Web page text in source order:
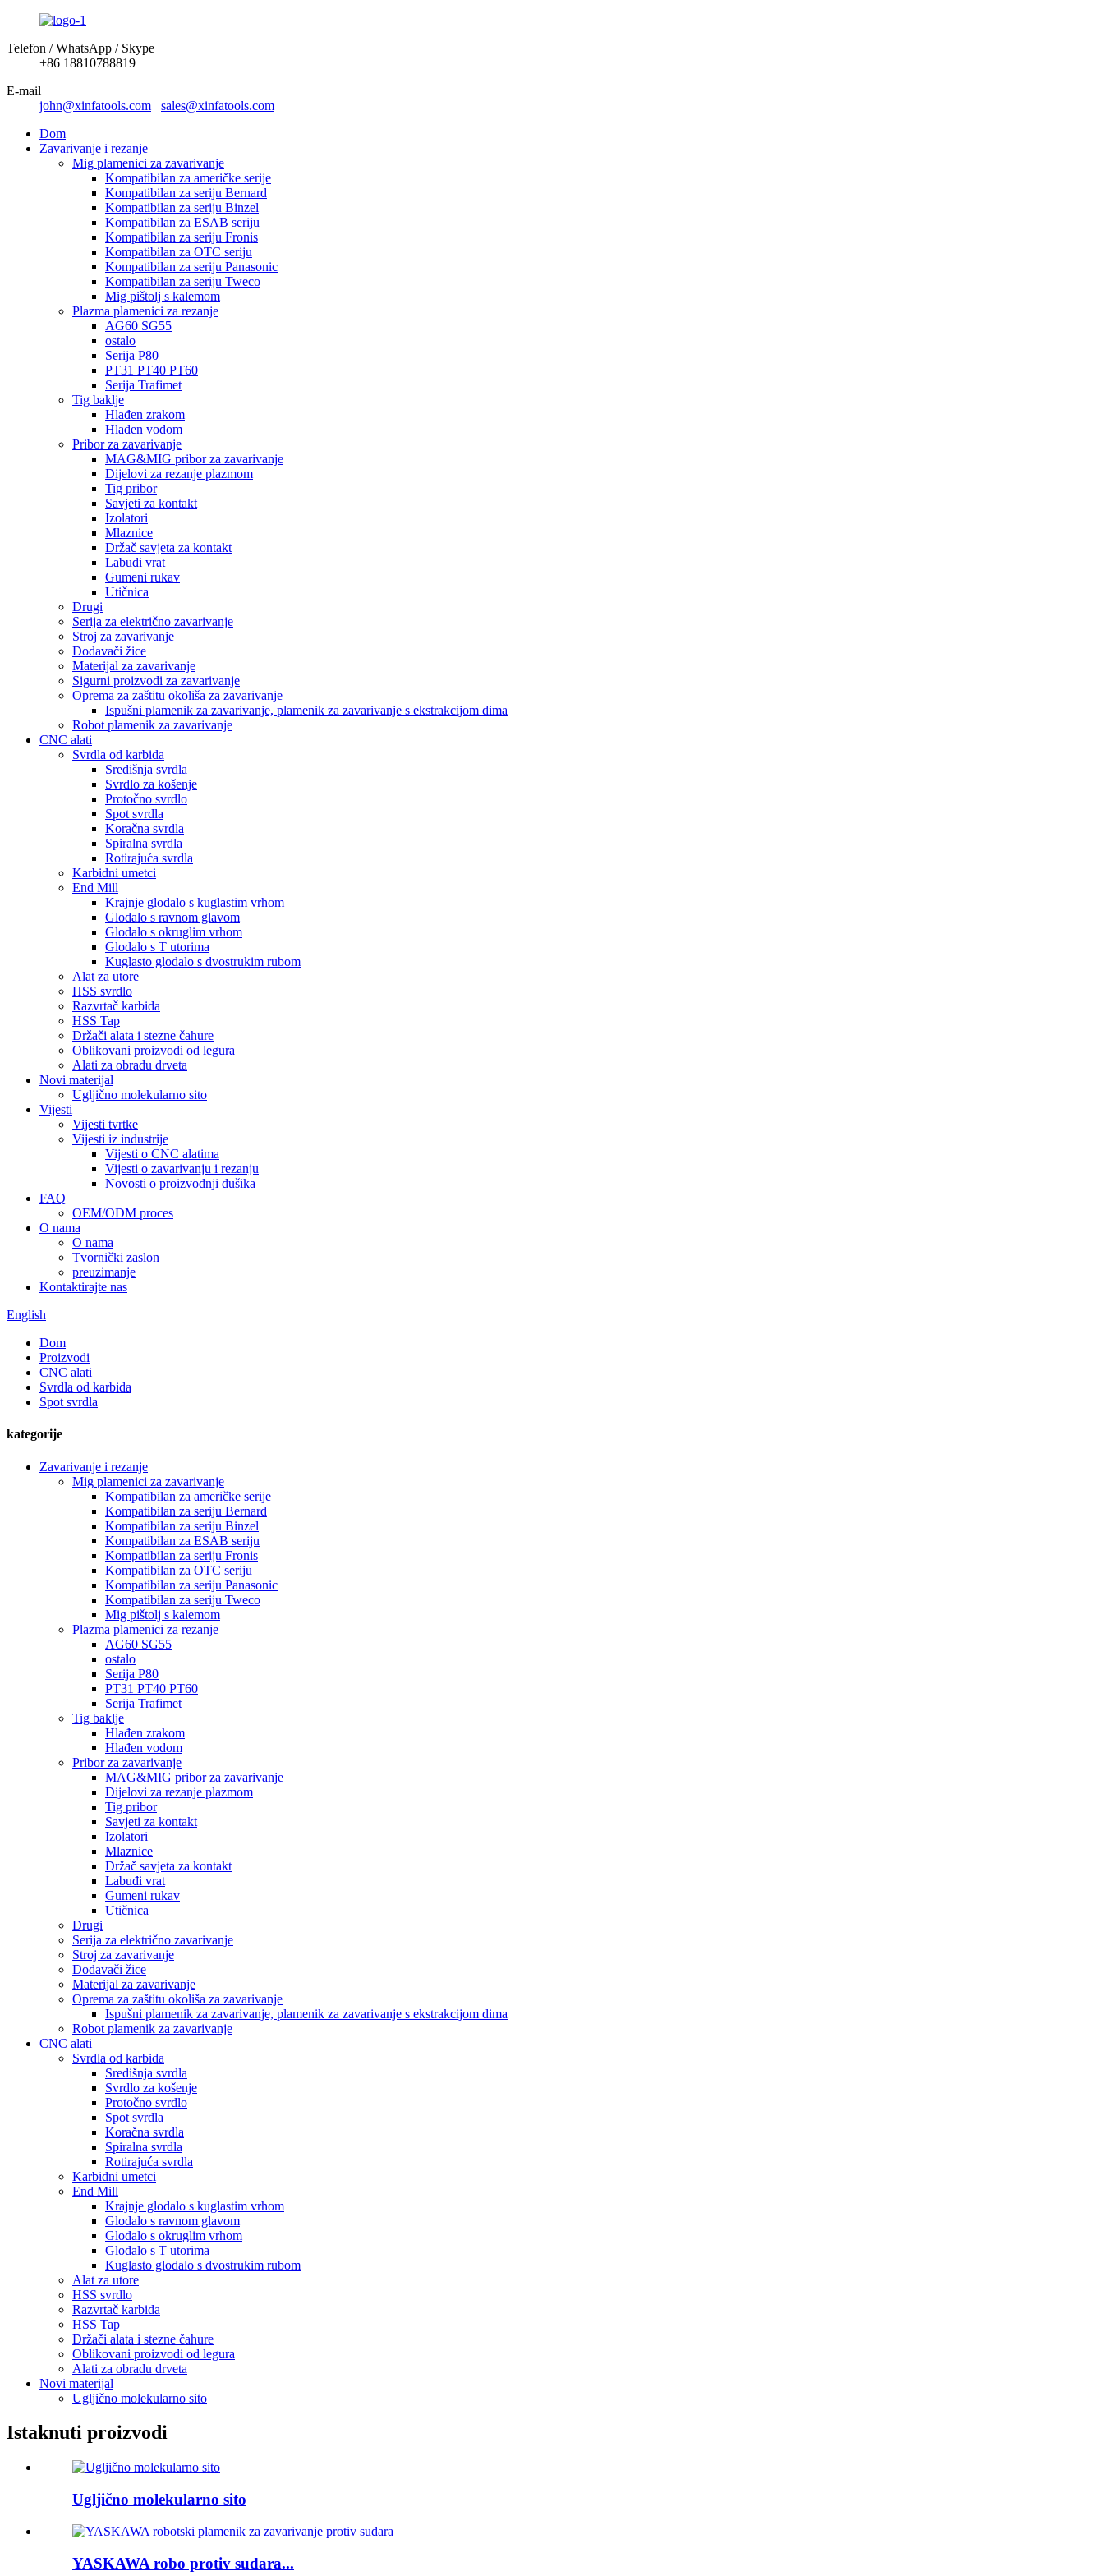
Telefon / WhatsApp / Skype
+86 18810788819
E-mail
john@xinfatools.com
sales@xinfatools.com
Dom
Zavarivanje i rezanje
Mig plamenici za zavarivanje
Kompatibilan za američke serije
Kompatibilan za seriju Bernard
Kompatibilan za seriju Binzel
Kompatibilan za ESAB seriju
Kompatibilan za seriju Fronis
Kompatibilan za OTC seriju
Kompatibilan za seriju Panasonic
Kompatibilan za seriju Tweco
Mig pištolj s kalemom
Plazma plamenici za rezanje
AG60 SG55
ostalo
Serija P80
PT31 PT40 PT60
Serija Trafimet
Tig baklje
Hlađen zrakom
Hlađen vodom
Pribor za zavarivanje
MAG&MIG pribor za zavarivanje
Dijelovi za rezanje plazmom
Tig pribor
Savjeti za kontakt
Izolatori
Mlaznice
Držač savjeta za kontakt
Labuđi vrat
Gumeni rukav
Utičnica
Drugi
Serija za električno zavarivanje
Stroj za zavarivanje
Dodavači žice
Materijal za zavarivanje
Sigurni proizvodi za zavarivanje
Oprema za zaštitu okoliša za zavarivanje
Ispušni plamenik za zavarivanje, plamenik za zavarivanje s ekstrakcijom dima
Robot plamenik za zavarivanje
CNC alati
Svrdla od karbida
Središnja svrdla
Svrdlo za košenje
Protočno svrdlo
Spot svrdla
Koračna svrdla
Spiralna svrdla
Rotirajuća svrdla
Karbidni umetci
End Mill
Krajnje glodalo s kuglastim vrhom
Glodalo s ravnom glavom
Glodalo s okruglim vrhom
Glodalo s T utorima
Kuglasto glodalo s dvostrukim rubom
Alat za utore
HSS svrdlo
Razvrtač karbida
HSS Tap
Držači alata i stezne čahure
Oblikovani proizvodi od legura
Alati za obradu drveta
Novi materijal
Ugljično molekularno sito
Vijesti
Vijesti tvrtke
Vijesti iz industrije
Vijesti o CNC alatima
Vijesti o zavarivanju i rezanju
Novosti o proizvodnji dušika
FAQ
OEM/ODM proces
O nama
O nama
Tvornički zaslon
preuzimanje
Kontaktirajte nas
English
Dom
Proizvodi
CNC alati
Svrdla od karbida
Spot svrdla
kategorije
Zavarivanje i rezanje
Mig plamenici za zavarivanje
Kompatibilan za američke serije
Kompatibilan za seriju Bernard
Kompatibilan za seriju Binzel
Kompatibilan za ESAB seriju
Kompatibilan za seriju Fronis
Kompatibilan za OTC seriju
Kompatibilan za seriju Panasonic
Kompatibilan za seriju Tweco
Mig pištolj s kalemom
Plazma plamenici za rezanje
AG60 SG55
ostalo
Serija P80
PT31 PT40 PT60
Serija Trafimet
Tig baklje
Hlađen zrakom
Hlađen vodom
Pribor za zavarivanje
MAG&MIG pribor za zavarivanje
Dijelovi za rezanje plazmom
Tig pribor
Savjeti za kontakt
Izolatori
Mlaznice
Držač savjeta za kontakt
Labuđi vrat
Gumeni rukav
Utičnica
Drugi
Serija za električno zavarivanje
Stroj za zavarivanje
Dodavači žice
Materijal za zavarivanje
Oprema za zaštitu okoliša za zavarivanje
Ispušni plamenik za zavarivanje, plamenik za zavarivanje s ekstrakcijom dima
Robot plamenik za zavarivanje
CNC alati
Svrdla od karbida
Središnja svrdla
Svrdlo za košenje
Protočno svrdlo
Spot svrdla
Koračna svrdla
Spiralna svrdla
Rotirajuća svrdla
Karbidni umetci
End Mill
Krajnje glodalo s kuglastim vrhom
Glodalo s ravnom glavom
Glodalo s okruglim vrhom
Glodalo s T utorima
Kuglasto glodalo s dvostrukim rubom
Alat za utore
HSS svrdlo
Razvrtač karbida
HSS Tap
Držači alata i stezne čahure
Oblikovani proizvodi od legura
Alati za obradu drveta
Novi materijal
Ugljično molekularno sito
Istaknuti proizvodi
Ugljično molekularno sito
YASKAWA robo protiv sudara...